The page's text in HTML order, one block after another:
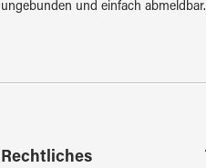
ungebunden und einfach abmeldbar.
Rechtliches